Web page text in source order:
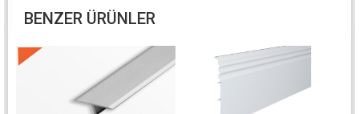
BENZER ÜRÜNLER